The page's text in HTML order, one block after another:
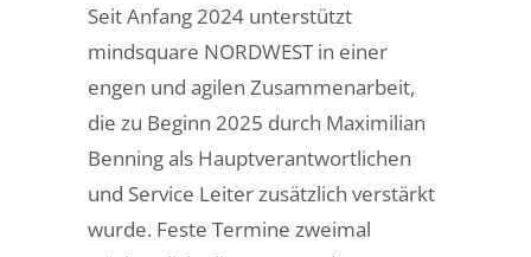
Seit Anfang 2024 unterstützt
mindsquare NORDWEST in einer
engen und agilen Zusammenarbeit,
die zu Beginn 2025 durch Maximilian
Benning als Hauptverantwortlichen
und Service Leiter zusätzlich verstärkt
wurde. Feste Termine zweimal